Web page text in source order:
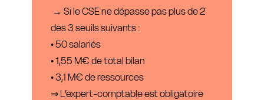
→ Si le CSE ne dépasse pas plus de 2
des 3 seuils suivants :
• 50 salariés
• 1,55 M€ de total bilan
• 3,1 M€ de ressources
⇒ L’expert-comptable est obligatoire